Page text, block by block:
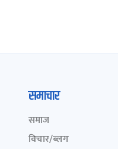
समाचार
समाज
विचार/ब्लग